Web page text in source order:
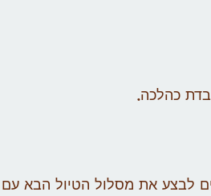
לבצע את מסלול הטיול הבא עם